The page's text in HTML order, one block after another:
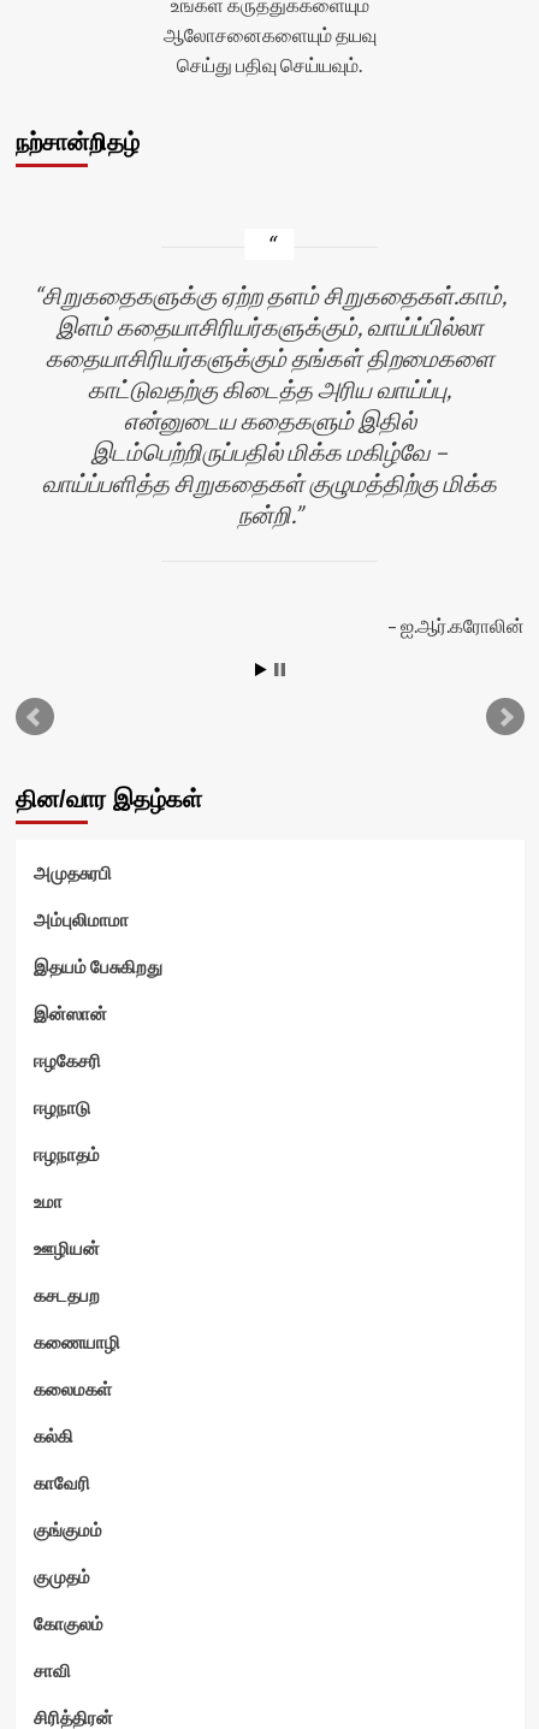
ஆலோசனைகளையும் தயவு
செய்து பதிவு செய்யவும்.
நற்சான்றிதழ்
சிறுகதைகளுக்கு ஏற்ற தளம் சிறுகதைகள்.காம்,
இளம் கதையாசிரியர்களுக்கும், வாய்ப்பில்லா
கதையாசிரியர்களுக்கும் தங்கள் திறமைகளை
காட்டுவதற்கு கிடைத்த அரிய வாய்ப்பு,
என்னுடைய கதைகளும் இதில்
இடம்பெற்றிருப்பதில் மிக்க மகிழ்வே –
வாய்ப்பளித்த சிறுகதைகள் குழுமத்திற்கு மிக்க
நன்றி.
ஐ.ஆர்.கரோலின்
தின/வார இதழ்கள்
அமுதசுரபி
அம்புலிமாமா
இதயம் பேசுகிறது
இன்ஸான்
ஈழகேசரி
ஈழநாடு
ஈழநாதம்
உமா
ஊழியன்
கசடதபற
கணையாழி
கலைமகள்
கல்கி
காவேரி
குங்குமம்
குமுதம்
கோகுலம்
சாவி
சிரித்திரன்